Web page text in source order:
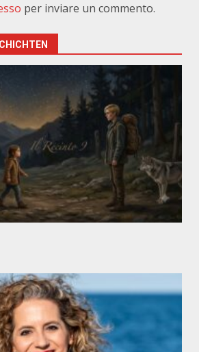
per inviare un commento.